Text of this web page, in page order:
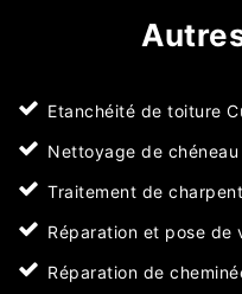
Etanchéité de toiture
Nettoyage de
Traitement de
Réparation et pose de
Réparation de